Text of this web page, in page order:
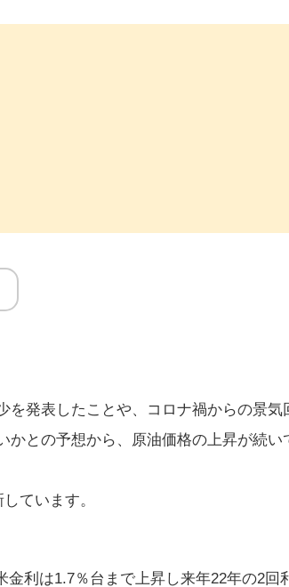
を発表したことや、コロナ禍からの景気
かとの予想から、原油価格の上昇が続い
ています。
金利は1.7％台まで上昇し来年22年の2回